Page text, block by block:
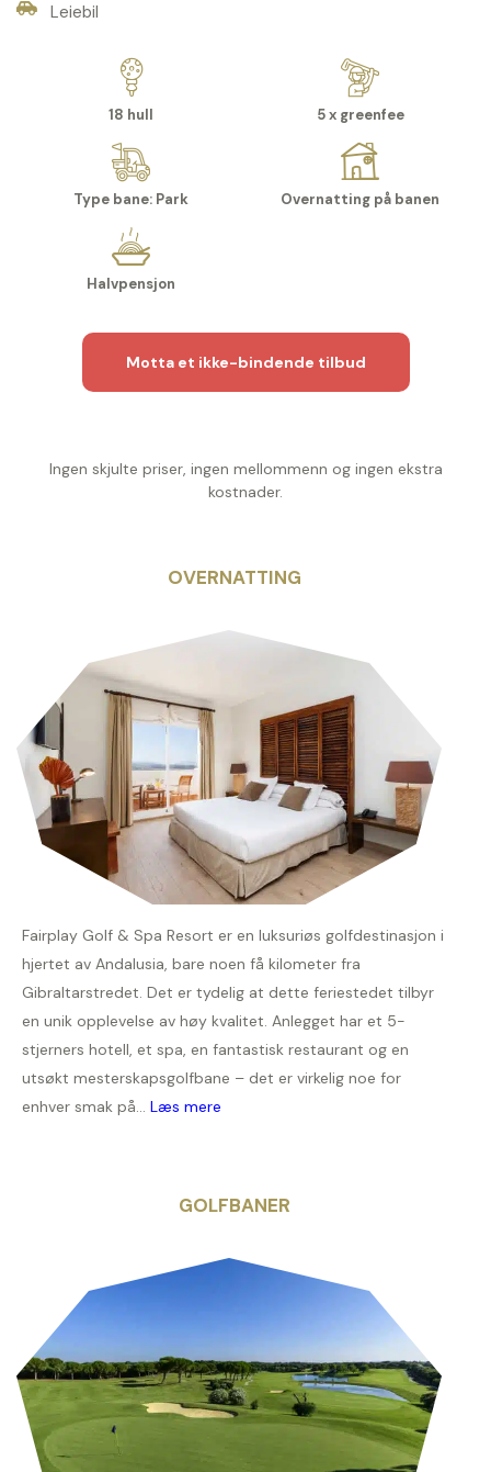
Leiebil
18 hull 5 x greenfee
Type bane: Park Overnatting på banen
Halvpensjon
Motta et ikke-bindende tilbud
Ingen skjulte priser, ingen mellommenn og ingen ekstra
kostnader.
OVERNATTING
Fairplay Golf & Spa Resort er en luksuriøs golfdestinasjon i
hjertet av Andalusia, bare noen få kilometer fra
Gibraltarstredet. Det er tydelig at dette feriestedet tilbyr
en unik opplevelse av høy kvalitet. Anlegget har et 5-
stjerners hotell, et spa, en fantastisk restaurant og en
utsøkt mesterskapsgolfbane – det er virkelig noe for
enhver smak på... Læs mere
GOLFBANER